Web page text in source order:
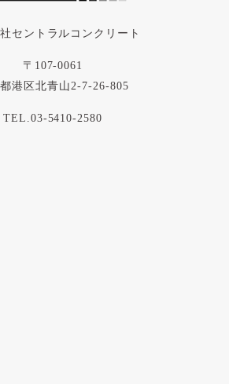
セントラルコンクリート
〒107-0061
港区北青山2-7-26-805
TEL.03-5410-2580